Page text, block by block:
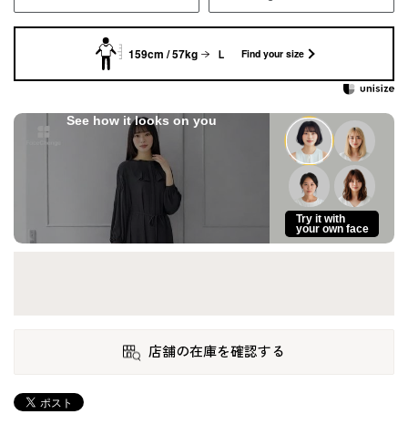
159cm / 57kg Ｌ Find your size
See how it looks on you
Try it with
your own face
店舗の在庫を確認する